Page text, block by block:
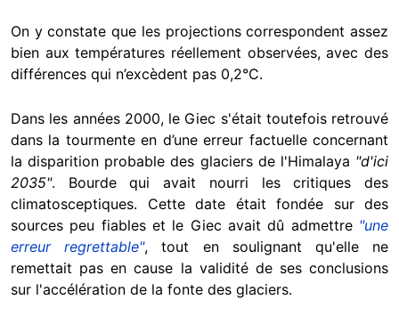
On y constate que les projections correspondent assez
bien aux températures réellement observées, avec des
différences qui n’excèdent pas 0,2°C.
Dans les années 2000, le Giec s'était toutefois retrouvé
dans la tourmente en d’une erreur factuelle concernant
la disparition probable des glaciers de l'Himalaya "d'ici
2035". Bourde qui avait nourri les critiques des
climatosceptiques. Cette date était fondée sur des
sources peu fiables et le Giec avait dû admettre "une
erreur regrettable", tout en soulignant qu'elle ne
remettait pas en cause la validité de ses conclusions
sur l'accélération de la fonte des glaciers.